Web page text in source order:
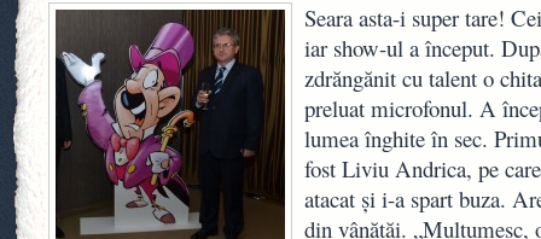
Seara asta-i super tare!
iar show-ul a început.
zdrăngănit cu talent o
preluat microfonul. A
lumea înghite în sec.
fost Liviu Andrica, pe
atacat şi i-a spart buza.
din vânătăi. „Mulţumesc,